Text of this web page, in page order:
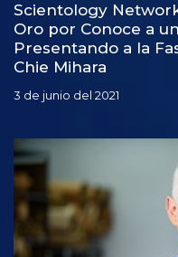
Scientology
Oro por Conoce a
Presentando a la
Chie Mihara
3 de junio del 2021